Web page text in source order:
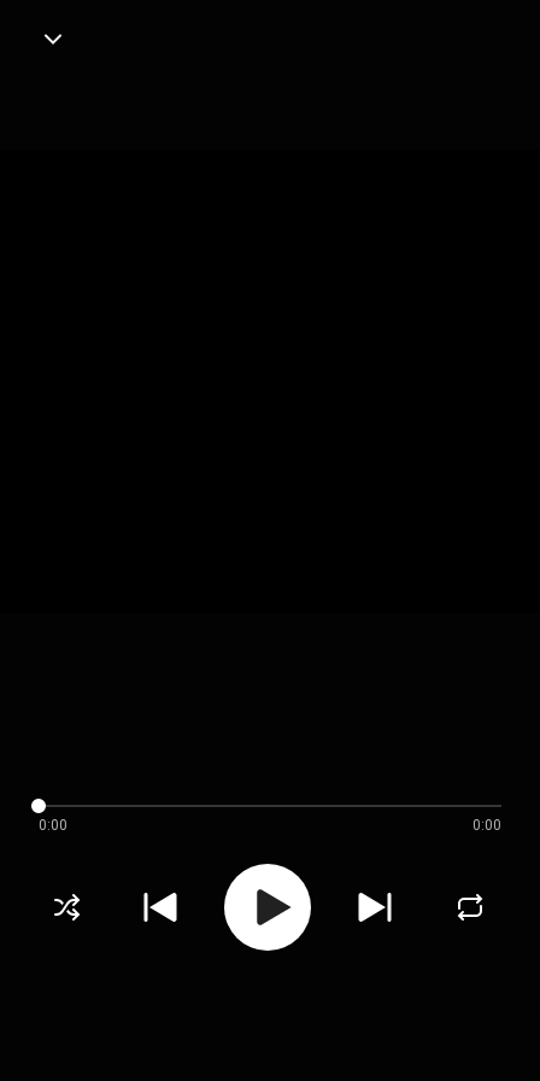
0:00 0:00